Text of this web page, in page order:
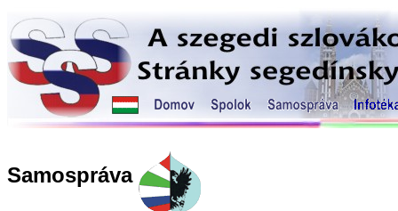
Samospráva